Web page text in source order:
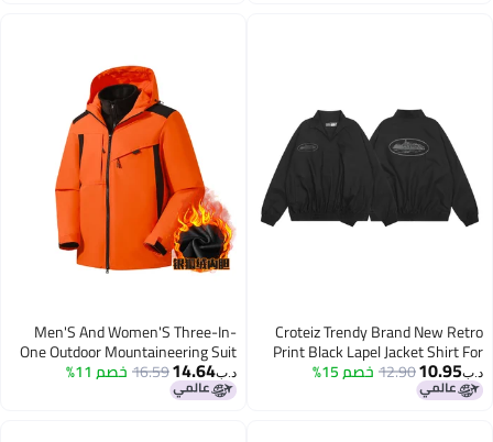
Croteiz Trendy Brand New
Print Black Lapel Jacket
Men And Women10.95
12.90خصم 15%
Men'S And Women'S Three-In-
One Outdoor Mountaineering Suit
With Detachable Liner Silver Fox
Velvet Jacket For Men
14.64
16.59خصم 11%